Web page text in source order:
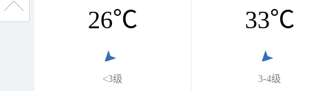
26℃
<3级
33℃
3-4级